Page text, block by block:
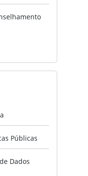
Públicas
Dados